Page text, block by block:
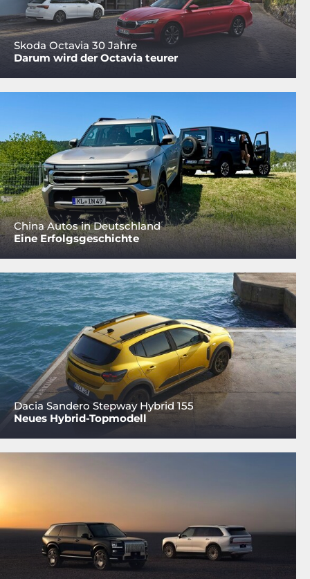
Skoda Octavia 30 Jahre
Darum wird der Octavia teurer
China Autos in Deutschland
Eine Erfolgsgeschichte
Dacia Sandero Stepway Hybrid 155
Neues Hybrid-Topmodell